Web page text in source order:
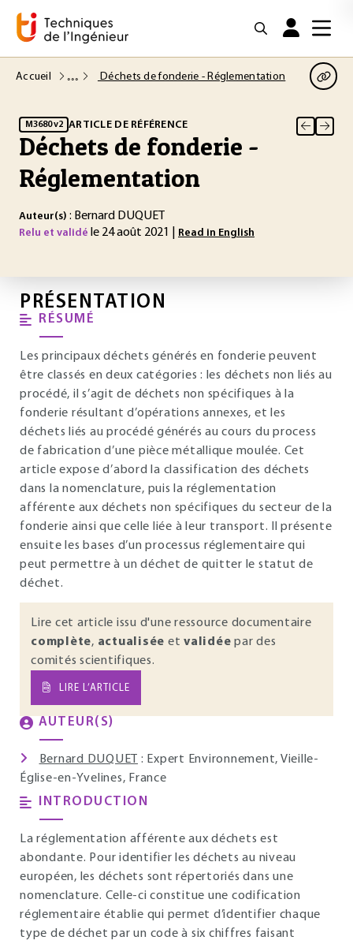
Accueil Déchets de fonderie - Réglementation
M3680 v2 ARTICLE DE RÉFÉRENCE
Déchets de fonderie -
Réglementation
Auteur(s) : Bernard DUQUET
Relu et validé le 24 août 2021 | Read in English
PRÉSENTATION
RÉSUMÉ
Les principaux déchets générés en fonderie peuvent
être classés en deux catégories : les déchets non liés au
procédé, il s’agit de déchets non spécifiques à la
fonderie résultant d’opérations annexes, et les
déchets liés au procédé générés au cours du process
de fabrication d’une pièce métallique moulée. Cet
article expose d’abord la classification des déchets
dans la nomenclature, puis la réglementation
afférente aux déchets non spécifiques du secteur de la
fonderie ainsi que celle liée à leur transport. Il présente
ensuite les bases d’un processus réglementaire qui
peut permettre à un déchet de quitter le statut de
déchet.
Lire cet article issu d'une ressource documentaire
complète, actualisée et validée par des
comités scientifiques.
LIRE L’ARTICLE
AUTEUR(S)
Bernard DUQUET
: Expert Environnement, Vieille-
Église-en-Yvelines, France
INTRODUCTION
La réglementation afférente aux déchets est
abondante. Pour identifier les déchets au niveau
européen, les déchets sont répertoriés dans une
nomenclature. Celle-ci constitue une codification
réglementaire établie qui permet d’identifier chaque
type de déchet par un code à six chiffres faisant